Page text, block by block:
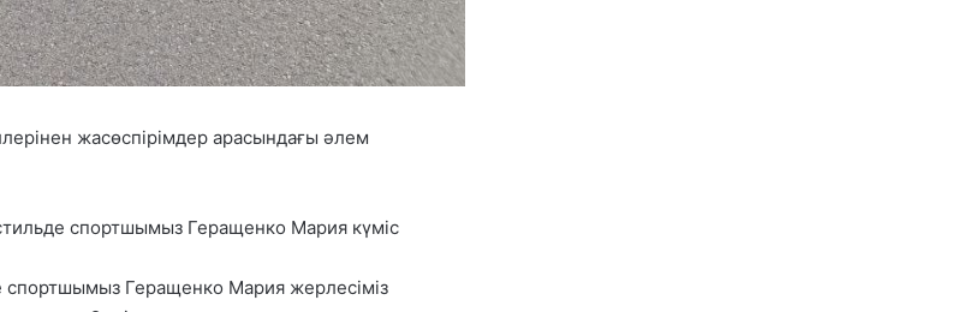
жасөспірімдер арасындағы әлем
спортшымыз Геращенко Мария күміс
Геращенко Мария жерлесіміз